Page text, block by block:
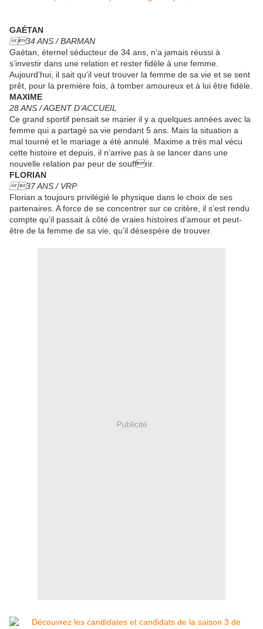
GAÉTAN
34 ANS / BARMAN
Gaétan, éternel séducteur de 34 ans, n’a jamais réussi à
s’investir dans une relation et rester fidèle à une femme.
Aujourd’hui, il sait qu’il veut trouver la femme de sa vie et se sent
prêt, pour la première fois, à tomber amoureux et à lui être fidèle.
MAXIME
28 ANS / AGENT D’ACCUEIL
Ce grand sportif pensait se marier il y a quelques années avec la
femme qui a partagé sa vie pendant 5 ans. Mais la situation a
mal tourné et le mariage a été annulé. Maxime a très mal vécu
cette histoire et depuis, il n’arrive pas à se lancer dans une
nouvelle relation par peur de souffrir.
FLORIAN
37 ANS / VRP
Florian a toujours privilégié le physique dans le choix de ses
partenaires. A force de se concentrer sur ce critère, il s’est rendu
compte qu’il passait à côté de vraies histoires d’amour et peut-
être de la femme de sa vie, qu’il désespère de trouver.
Publicité